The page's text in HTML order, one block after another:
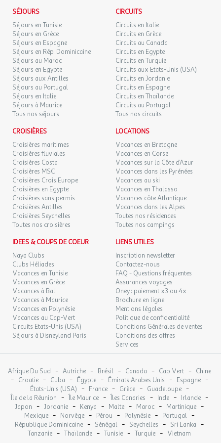
- Plongée (en 1.6 km)
- Equitation (en 6 km)
- Randonnée (en 1 km)
Vous ne risquez pas de vous ennuyer !
De nombreusesanimations rythmeront vos vacances.
En journée :
- Concours sportifs
En soirée :
- Karaoke
- Spectacle
- Soirée à thème
- Soirées ados
- Mini-disco
Préparez-vous pour des vacances sportives et ludiques !
De multiples pratiques sont proposés.
Pour vous restaurer :
- Petit déjeuner
- Snack
- Bar
- Restaurant
- Epicerie de dépannage
À disposition :
- Borne Internet / PC à la réception (en supplément)
- Location barbecue / plancha (selon disponibilité) (en
supplément)
- Wifi (en supplément)
l'agence et le voyagiste ne pourraient être considérés comme
responsables en cas de refus d'entrée sur le territoire par les
autorités locales. L'autorisation de sortie du territoire est
nécessaire pour tout mineur voyageant sans l'un de ses parents
titulaires de l'autorité parentale.
Exactitude des identités :
Les voyageurs doivent s'assurer de l'exactitude des identités
(noms de famille, nom de naissance, prénom, date de naissance,
etc.) de chaque participants au voyage.
SÉJOURS
Séjours en Tunisie
Séjours en Grèce
Séjours en Espagne
Séjours en Rép. Dominicaine
Séjours au Maroc
Séjours en Egypte
Séjours aux Antilles
Séjours au Portugal
Séjours en Italie
Séjours à Maurice
Tous nos séjours
CIRCUITS
Circuits en Italie
Circuits en Grèce
Circuits au Canada
Circuits en Egypte
Circuits en Turquie
Circuits aux Etats-Unis (USA)
Circuits en Jordanie
Circuits en Espagne
Circuits en Thaïlande
Circuits au Portugal
Tous nos circuits
CROISIÈRES
Croisières maritimes
Croisières fluviales
Croisières Costa
Croisières MSC
Croisières CroisiEurope
Croisières en Egypte
Croisières sans permis
Croisières Antilles
Croisières Seychelles
Toutes nos croisières
LOCATIONS
Vacances en Bretagne
Vacances en Corse
Vacances sur la Côte d'Azur
Vacances dans les Pyrénées
Vacances au ski
Vacances en Thalasso
Vacances côte Atlantique
Vacances dans les Alpes
Toutes nos résidences
Toutes nos campings
IDEES & COUPS DE COEUR
Naya Clubs
Clubs Héliades
Vacances en Tunisie
Vacances en Grèce
Vacances à Bali
Vacances à Maurice
Vacances en Polynésie
Vacances au Cap-Vert
Circuits Etats-Unis (USA)
Séjours à Disneyland Paris
LIENS UTILES
Inscription newsletter
Contactez-nous
FAQ - Questions fréquentes
Assurances voyages
Oney : paiement x3 ou 4x
Brochure en ligne
Mentions légales
Politique de confidentialité
Conditions Générales de ventes
Conditions des offres
Services
Afrique Du Sud - Autriche - Brésil - Canada - Cap Vert - Chine
- Croatie - Cuba - Égypte - Émirats Arabes Unis - Espagne -
États-Unis (USA) - France - Grèce - Guadeloupe -
Île de la Réunion - Île Maurice - Îles Canaries - Inde - Irlande -
Japon - Jordanie - Kenya - Malte - Maroc - Martinique -
Mexique - Norvège - Pérou - Polynésie - Portugal -
République Dominicaine - Sénégal - Seychelles - Sri Lanka -
Tanzanie - Thaïlande - Tunisie - Turquie - Vietnam